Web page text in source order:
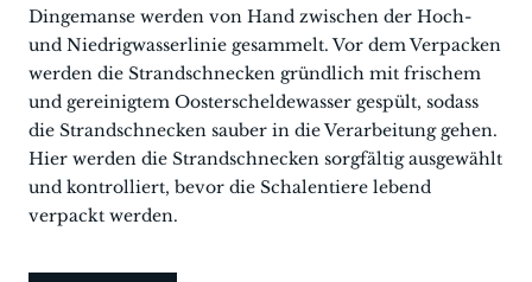
Dingemanse werden von Hand zwischen der Hoch-
und Niedrigwasserlinie gesammelt. Vor dem Verpacken
werden die Strandschnecken gründlich mit frischem
und gereinigtem Oosterscheldewasser gespült, sodass
die Strandschnecken sauber in die Verarbeitung gehen.
Hier werden die Strandschnecken sorgfältig ausgewählt
und kontrolliert, bevor die Schalentiere lebend
verpackt werden.